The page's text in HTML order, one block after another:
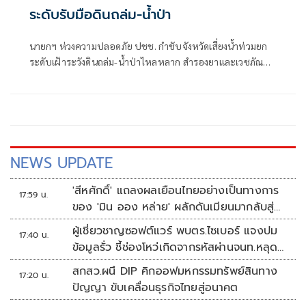
ระดับรับมือดินถล่ม-น้ำป่า
นายกฯ ห่วงความปลอดภัย ปชช. กำชับจังหวัดเสี่ยงน้ำท่วมยก
ระดับเฝ้าระวังดินถล่ม-น้ำป่าไหลหลาก สำรองยาและเวชภัณฑ์
NEWS UPDATE
17:59 น.
'สีหศักดิ์' แถลงผลเยือนไทยอย่างเป็นทางการ
ของ 'มิน ออง หล่าย' ผลักดันเมียนมากลับสู่
อาเซียน
17:40 น.
ผู้เชี่ยวชาญซอฟต์แวร์ พบตร.ไซเบอร์ แจงปม
ข้อมูลรั่ว ชี้ช่องโหว่เกิดจากรหัสผ่านจนท.หลุด
ไม่ใช่ถูกแฮกระบบ
17:20 น.
สกสว.ผนึ DIP คิกออฟมหกรรมทรัพย์สินทาง
ปัญญา ขับเคลื่อนธุรกิจไทยสู่อนาคต